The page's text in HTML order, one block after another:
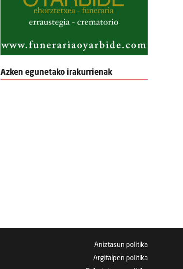
Azken egunetako irakurrienak
Aniztasun politika
Argitalpen politika